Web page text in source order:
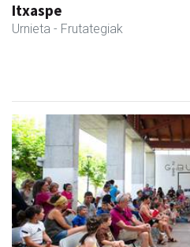
Osane belar eta eko denda
Urnieta - Akupuntura